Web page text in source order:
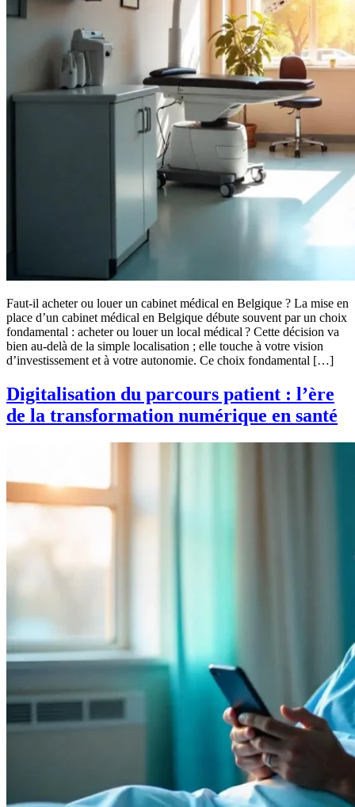
Faut-il acheter ou louer un cabinet médical en Belgique ? La mise en
place d’un cabinet médical en Belgique débute souvent par un choix
fondamental : acheter ou louer un local médical ? Cette décision va
bien au-delà de la simple localisation ; elle touche à votre vision
d’investissement et à votre autonomie. Ce choix fondamental […]
Digitalisation du parcours patient : l’ère
de la transformation numérique en santé